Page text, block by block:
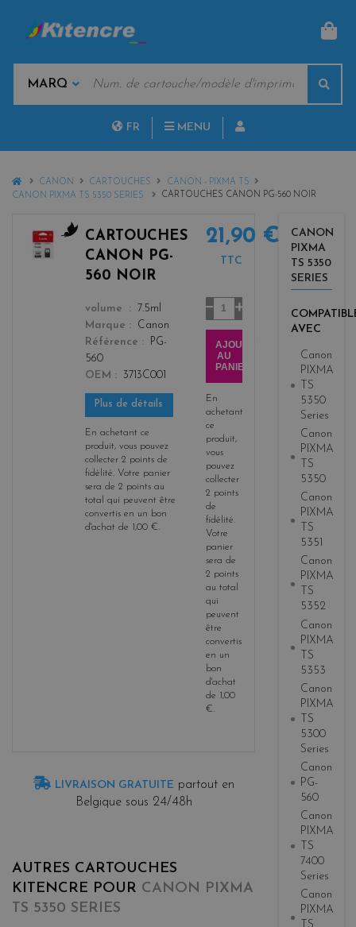
MARQUES
CLÉS
FR MENU
HOMECANON CARTOUCHES
CANON - PIXMA TS
CANON PIXMA TS 5350 SERIES
CARTOUCHES CANON PG-560 NOIR
CARTOUCHES
CANON PG-
560 NOIR
color
volume
7.5ml
Marque
Canon
Référence
PG-
560
OEM
3713C001
Plus de détails
En achetant ce
produit, vous pouvez
collecter 2 points de
fidélité. Votre panier
sera de 2 points au
total qui peuvent être
convertis en un bon
d'achat de 1,00 €.
21,90 €
TTC
Quantité
AJOUTER
AU
PANIER
En
achetant
ce
produit,
vous
pouvez
collecter
2 points
de
fidélité.
Votre
panier
sera de
2 points
au total
qui
peuvent
être
convertis
en un
bon
d'achat
de 1,00
€.
LIVRAISON GRATUITE partout en
Belgique sous 24/48h
AUTRES CARTOUCHES
KITENCRE POUR CANON PIXMA
TS 5350 SERIES
CANON
PIXMA
TS 5350
SERIES
AVEC
Canon
PIXMA
TS
5350
Series
Canon
PIXMA
TS
5350
Canon
PIXMA
TS
5351
Canon
PIXMA
TS
5352
Canon
PIXMA
TS
5353
Canon
PIXMA
TS
5300
Series
Canon
PG-
560
Canon
PIXMA
TS
7400
Series
Canon
PIXMA